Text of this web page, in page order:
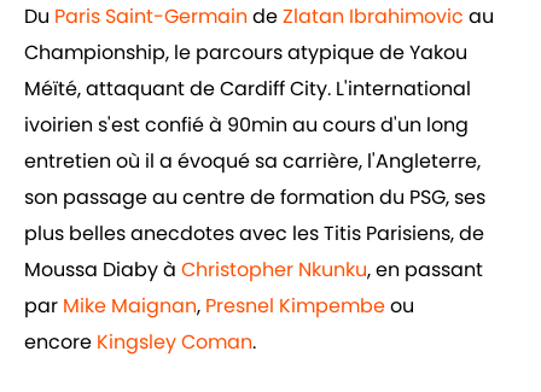
Du Paris Saint-Germain deZlatan Ibrahimovic au
Championship, le parcours atypique de Yakou
Méïté, attaquant de Cardiff City. L'international
ivoirien s'est confié à 90min au cours d'un long
entretien où il a évoqué sa carrière, l'Angleterre,
son passage au centre de formation du PSG, ses
plus belles anecdotes avec les Titis Parisiens, de
Moussa Diaby à Christopher Nkunku, en passant
par Mike Maignan, Presnel Kimpembeou
encore Kingsley Coman.